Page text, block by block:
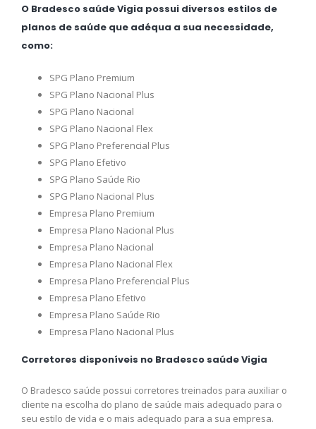
O Bradesco saúde Vigia possui diversos estilos de
planos de saúde que adéqua a sua necessidade,
como:
SPG Plano Premium
SPG Plano Nacional Plus
SPG Plano Nacional
SPG Plano Nacional Flex
SPG Plano Preferencial Plus
SPG Plano Efetivo
SPG Plano Saúde Rio
SPG Plano Nacional Plus
Empresa Plano Premium
Empresa Plano Nacional Plus
Empresa Plano Nacional
Empresa Plano Nacional Flex
Empresa Plano Preferencial Plus
Empresa Plano Efetivo
Empresa Plano Saúde Rio
Empresa Plano Nacional Plus
Corretores disponíveis no Bradesco saúde Vigia
O Bradesco saúde possui corretores treinados para auxiliar o
cliente na escolha do plano de saúde mais adequado para o
seu estilo de vida e o mais adequado para a sua empresa.